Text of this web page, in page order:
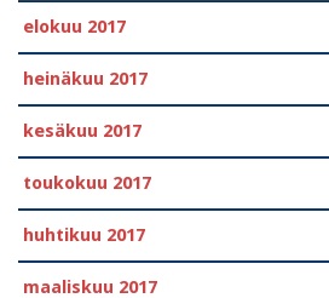
elokuu 2017
heinäkuu 2017
kesäkuu 2017
toukokuu 2017
huhtikuu 2017
maaliskuu 2017